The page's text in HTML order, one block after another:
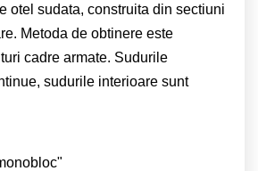
otel sudata, construita din sectiuni
Metoda de obtinere este
cadre armate. Sudurile
sudurile interioare sunt